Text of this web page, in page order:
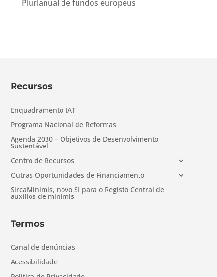
Plurianual de fundos europeus
Recursos
Enquadramento IAT
Programa Nacional de Reformas
Agenda 2030 – Objetivos de Desenvolvimento
Sustentável
Centro de Recursos
Outras Oportunidades de Financiamento
SircaMinimis, novo SI para o Registo Central de
auxílios de minimis
Termos
Canal de denúncias
Acessibilidade